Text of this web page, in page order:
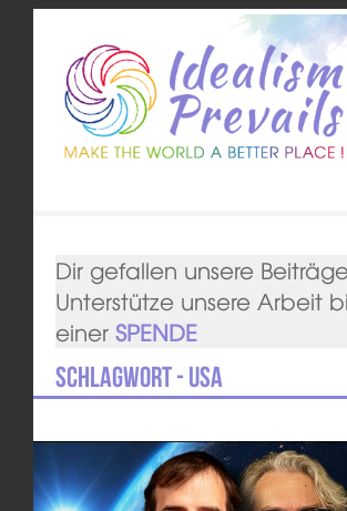
Dir gefallen unsere
Unterstütze unsere Arbeit
einer SPENDE
Schlagwort - USA